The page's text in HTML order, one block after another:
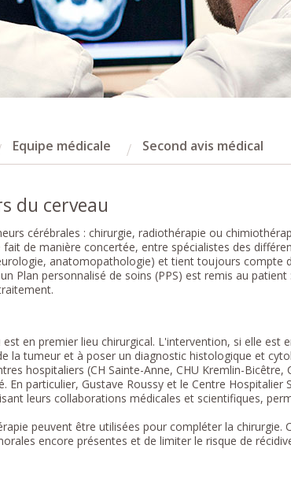
Equipe médicale Second avis médical
du cerveau
cérébrales : chirurgie, radiothérapie ou
de manière concertée, entre spécialistes des
anatomopathologie) et tient toujours compte
Plan personnalisé de soins (PPS) est remis au
en premier lieu chirurgical. L'intervention, si elle est
la tumeur et à poser un diagnostic histologique et
hospitaliers (CH Sainte-Anne, CHU Kremlin-Bicêtre,
En particulier, Gustave Roussy et le Centre Hospitalier
leurs collaborations médicales et scientifiques,
peuvent être utilisées pour compléter la chirurgie.
encore présentes et de limiter le risque de